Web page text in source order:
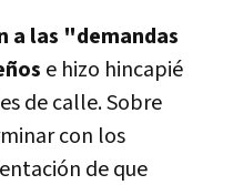
a las "demandas
e hizo hincapié
de calle. Sobre
con los
de que